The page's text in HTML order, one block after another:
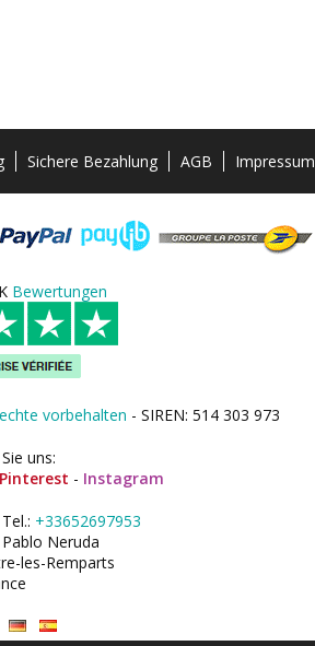
Sichere Bezahlung AGB Impressum
Bewertungen
vorbehalten - SIREN: 514 303 973
uns:
Pinterest - Instagram
+33652697953
Neruda
les-Remparts